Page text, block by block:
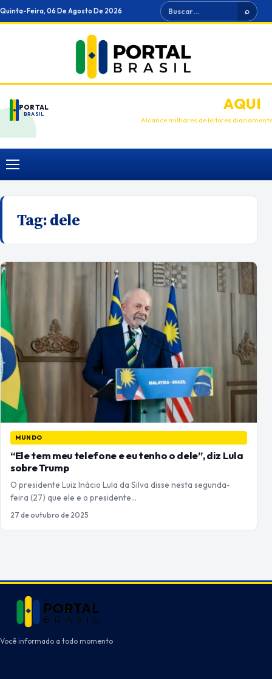
Ir
para
Quinta-Feira, 06 De Agosto De 2026 Buscar ⌕
PORTAL
BRASIL
ANUNCIEAQUI
Alcance milhares de leitores diariamente
Menu
Tag:dele
MUNDO
“Ele tem meu telefone e eu tenho o dele”, diz Lula
sobre Trump
O presidente Luiz Inácio Lula da Silva disse nesta segunda-
feira (27) que ele e o presidente…
27 de outubro de 2025
Você informado a todo momento